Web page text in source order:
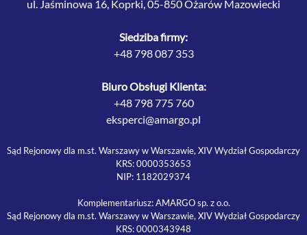
ul. Jaśminowa 16, Koprki, 05-850 Ożarów Mazowiecki
Siedziba firmy:
+48 798 087 353
Biuro Obsługi Klienta:
+48 798 775 760
eksperci@amargo.pl
Sąd Rejonowy dla m.st. Warszawy w Warszawie, XIV Wydział Gospodarczy
KRS: 0000353653
NIP: 1182029374
Komplementariusz: AMARGO sp. z o.o.
Sąd Rejonowy dla m.st. Warszawy w Warszawie, XIV Wydział Gospodarczy
KRS: 0000343948